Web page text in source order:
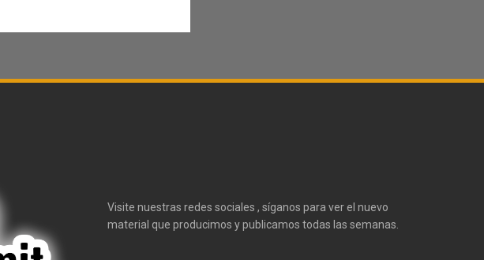
Visite nuestras redes sociales , síganos para ver el nuevo
material que producimos y publicamos todas las semanas.